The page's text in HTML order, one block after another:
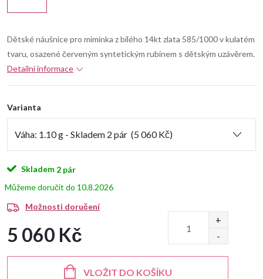
Dětské náušnice pro miminka z bílého 14kt zlata 585/1000 v kulatém
tvaru, osazené červeným syntetickým rubínem s dětským uzávěrem.
Detailní informace
Varianta
Skladem 2 pár
10.8.2026
Možnosti doručení
5 060 Kč
VLOŽIT DO KOŠÍKU